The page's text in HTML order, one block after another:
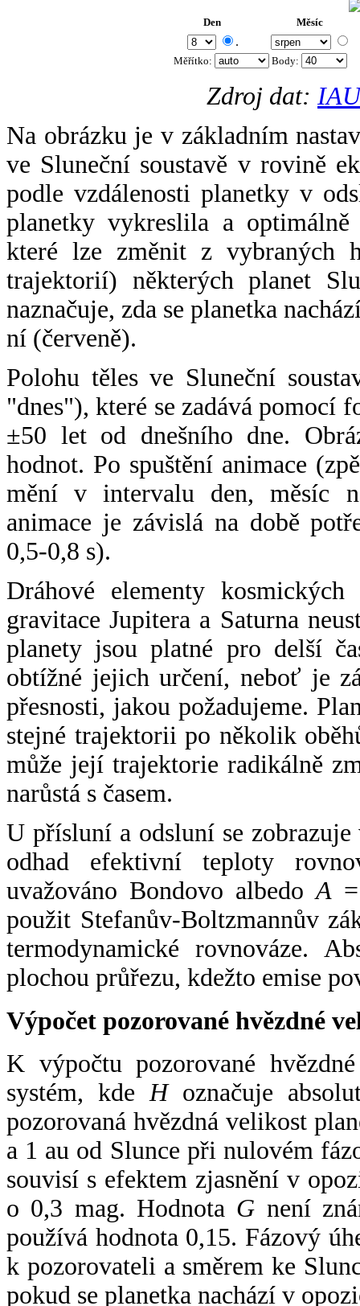
Den Měsíc
.
Měřítko: Body:
Zdroj dat:
Na obrázku je v základním
ve Sluneční soustavě v rovině
podle vzdálenosti planetky v
planetky vykreslila a
které lze změnit z vybraných
trajektorií) některých planet
naznačuje, zda se planetka
ní (červeně).
Polohu těles ve Sluneční
"dnes"), které se zadává pomocí
±50 let od dnešního dne.
hodnot. Po spuštění animace
mění v intervalu den, měsíc
animace je závislá na době
0,5-0,8 s).
Dráhové elementy
gravitace Jupitera a Saturna
planety jsou platné pro delší
obtížné jejich určení, neboť je
přesnosti, jakou požadujeme.
stejné trajektorii po několik
může její trajektorie radikálně
narůstá s časem.
U přísluní a odsluní se
odhad efektivní teploty
uvažováno Bondovo albedoA
použit Stefanův-Boltzmannův
termodynamické rovnováze.
plochou průřezu, kdežto emise
Výpočet pozorované hvězdné
K výpočtu pozorované
systém, kde Hoznačuje
pozorovaná hvězdná velikost
a 1 au od Slunce při nulovém
souvisí s efektem zjasnění v
o 0,3 mag. Hodnota G není
používá hodnota 0,15. Fázový
k pozorovateli a směrem ke
pokud se planetka nachází v